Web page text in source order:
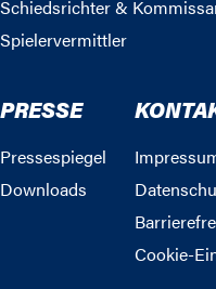
Schiedsrichter &
Spielervermittler
PRESSE
Pressespiegel
Downloads
Cookie-